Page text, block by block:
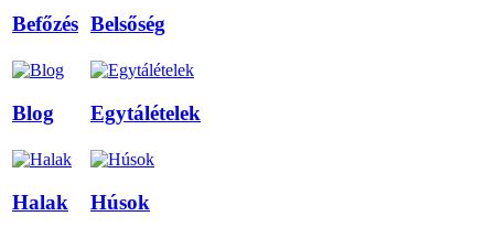
Befőzés Belsőség
Blog Egytálételek
Halak Húsok